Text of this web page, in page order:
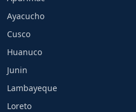
Ayacucho
Cusco
Huanuco
Junin
Lambayeque
Loreto